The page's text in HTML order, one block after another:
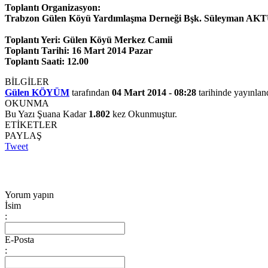
Toplantı Organizasyon:
Trabzon Gülen Köyü Yardımlaşma Derneği Bşk. Süleyman
Toplantı Yeri: Gülen Köyü Merkez Camii
Toplantı Tarihi: 16 Mart 2014 Pazar
Toplantı Saati: 12.00
BİLGİLER
Gülen KÖYÜM tarafından 04 Mart 2014 - 08:28 tarihinde
OKUNMA
Bu Yazı Şuana Kadar 1.802 kez Okunmuştur.
ETİKETLER
PAYLAŞ
Tweet
Yorum yapın
İsim
:
E-Posta
: